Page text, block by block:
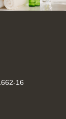
16